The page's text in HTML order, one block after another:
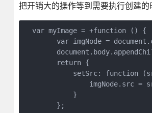
把开销大的操作等到需要执行创建
  var myImage = +function () {
var imgNode =
        return {
setSrc: function
imgNode.src =
            }
        };